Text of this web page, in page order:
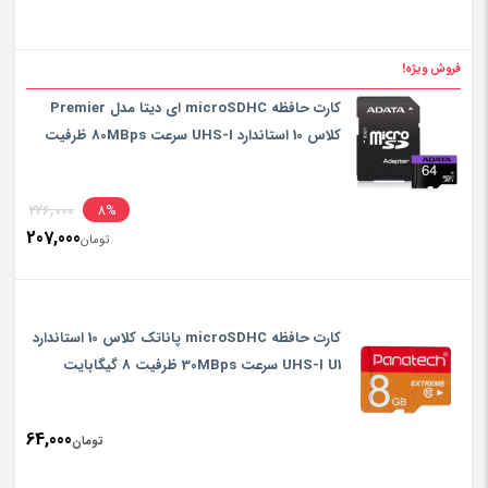
فروش ویژه!
کارت حافظه microSDHC ای دیتا مدل Premier
کلاس 10 استاندارد UHS-I سرعت 80MBps ظرفیت
8%
226,000
تومان207,000
کارت حافظه microSDHC پاناتک کلاس 10 استاندارد
UHS-I U1 سرعت 30MBps ظرفیت 8 گیگابایت
تومان64,000